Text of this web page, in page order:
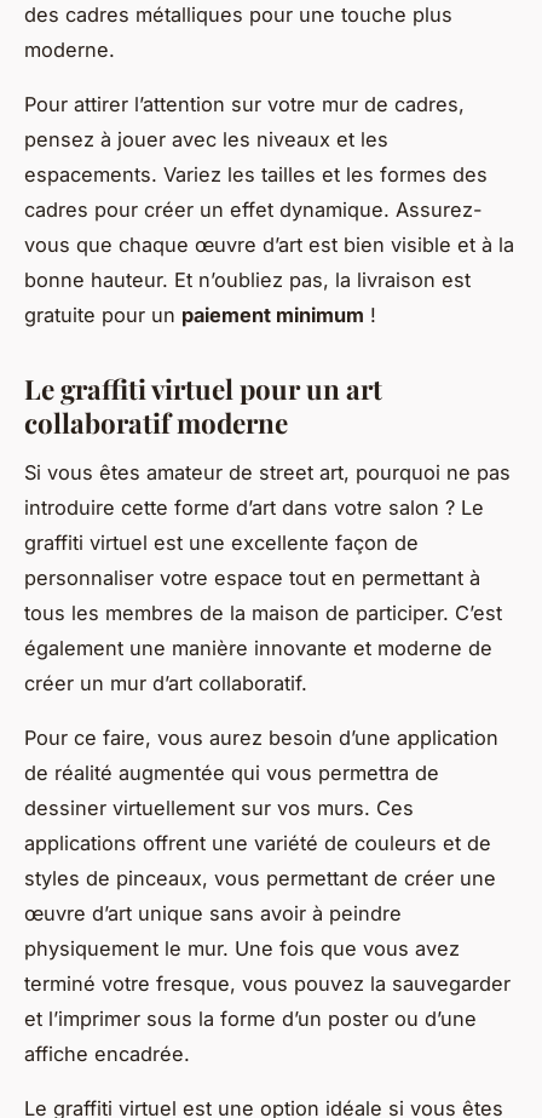
des cadres métalliques pour une touche plus
moderne.
Pour attirer l’attention sur votre mur de cadres,
pensez à jouer avec les niveaux et les
espacements. Variez les tailles et les formes des
cadres pour créer un effet dynamique. Assurez-
vous que chaque œuvre d’art est bien visible et à la
bonne hauteur. Et n’oubliez pas, la livraison est
gratuite pour un paiement minimum !
Le graffiti virtuel pour un art
collaboratif moderne
Si vous êtes amateur de street art, pourquoi ne pas
introduire cette forme d’art dans votre salon ? Le
graffiti virtuel est une excellente façon de
personnaliser votre espace tout en permettant à
tous les membres de la maison de participer. C’est
également une manière innovante et moderne de
créer un mur d’art collaboratif.
Pour ce faire, vous aurez besoin d’une application
de réalité augmentée qui vous permettra de
dessiner virtuellement sur vos murs. Ces
applications offrent une variété de couleurs et de
styles de pinceaux, vous permettant de créer une
œuvre d’art unique sans avoir à peindre
physiquement le mur. Une fois que vous avez
terminé votre fresque, vous pouvez la sauvegarder
et l’imprimer sous la forme d’un poster ou d’une
affiche encadrée.
Le graffiti virtuel est une option idéale si vous êtes